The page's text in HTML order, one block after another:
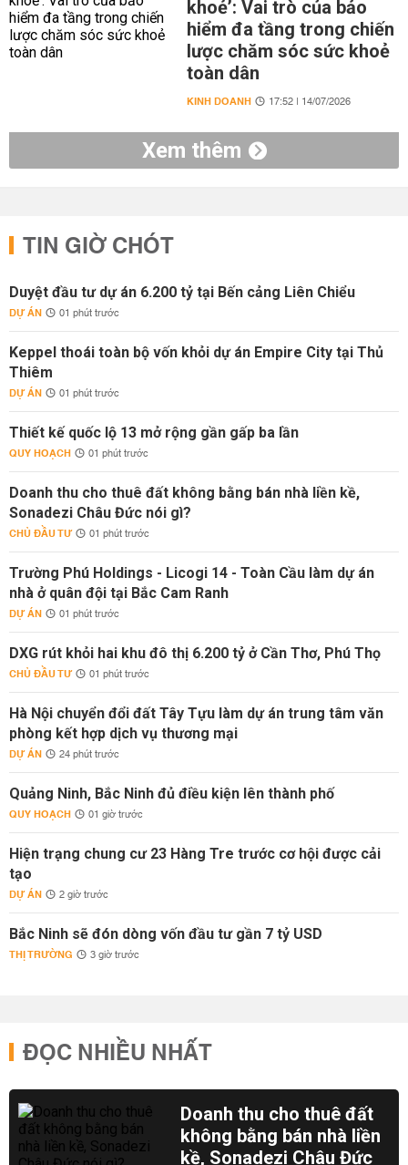
khoẻ’: Vai trò của bảo
hiểm đa tầng trong chiến
lược chăm sóc sức khoẻ
toàn dân
KINH DOANH 17:52 | 14/07/2026
Xem thêm
TIN GIỜ CHÓT
Duyệt đầu tư dự án 6.200 tỷ tại Bến cảng Liên Chiểu
DỰ ÁN 01 phút trước
Keppel thoái toàn bộ vốn khỏi dự án Empire City tại Thủ
Thiêm
DỰ ÁN 01 phút trước
Thiết kế quốc lộ 13 mở rộng gần gấp ba lần
QUY HOẠCH 01 phút trước
Doanh thu cho thuê đất không bằng bán nhà liền kề,
Sonadezi Châu Đức nói gì?
CHỦ ĐẦU TƯ 01 phút trước
Trường Phú Holdings - Licogi 14 - Toàn Cầu làm dự án
nhà ở quân đội tại Bắc Cam Ranh
DỰ ÁN 01 phút trước
DXG rút khỏi hai khu đô thị 6.200 tỷ ở Cần Thơ, Phú Thọ
CHỦ ĐẦU TƯ 01 phút trước
Hà Nội chuyển đổi đất Tây Tựu làm dự án trung tâm văn
phòng kết hợp dịch vụ thương mại
DỰ ÁN 24 phút trước
Quảng Ninh, Bắc Ninh đủ điều kiện lên thành phố
QUY HOẠCH 01 giờ trước
Hiện trạng chung cư 23 Hàng Tre trước cơ hội được cải
tạo
DỰ ÁN 2 giờ trước
Bắc Ninh sẽ đón dòng vốn đầu tư gần 7 tỷ USD
THỊ TRƯỜNG 3 giờ trước
ĐỌC NHIỀU NHẤT
Doanh thu cho thuê đất
không bằng bán nhà liền
kề, Sonadezi Châu Đức